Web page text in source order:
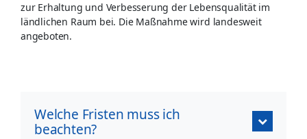
zur Erhaltung und Verbesserung der Lebensqualität im
ländlichen Raum bei. Die Maßnahme wird landesweit
angeboten.
Welche Fristen muss ich
beachten?